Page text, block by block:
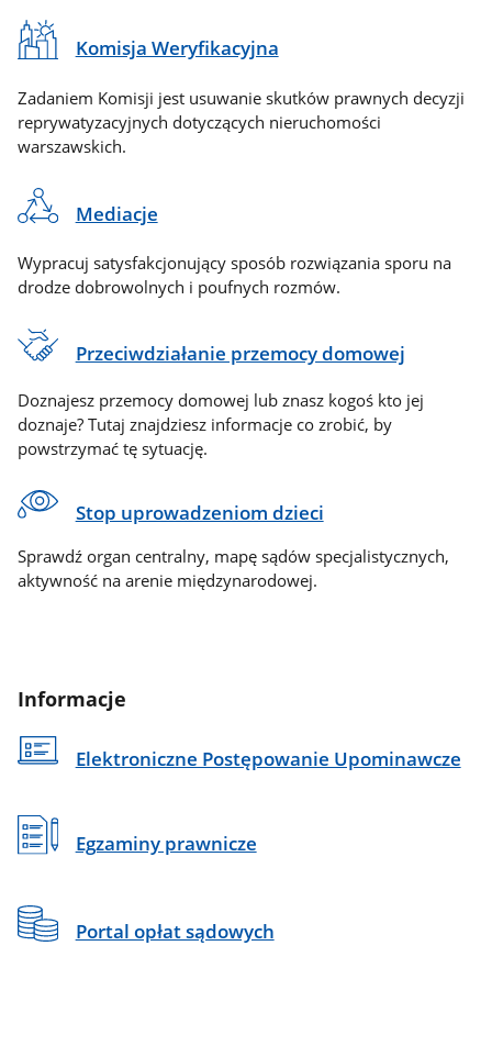
Komisja Weryfikacyjna
Zadaniem Komisji jest usuwanie skutków prawnych decyzji
reprywatyzacyjnych dotyczących nieruchomości
warszawskich.
Mediacje
Wypracuj satysfakcjonujący sposób rozwiązania sporu na
drodze dobrowolnych i poufnych rozmów.
Przeciwdziałanie przemocy domowej
Doznajesz przemocy domowej lub znasz kogoś kto jej
doznaje? Tutaj znajdziesz informacje co zrobić, by
powstrzymać tę sytuację.
Stop uprowadzeniom dzieci
Sprawdź organ centralny, mapę sądów specjalistycznych,
aktywność na arenie międzynarodowej.
Informacje
Elektroniczne Postępowanie Upominawcze
Egzaminy prawnicze
Portal opłat sądowych